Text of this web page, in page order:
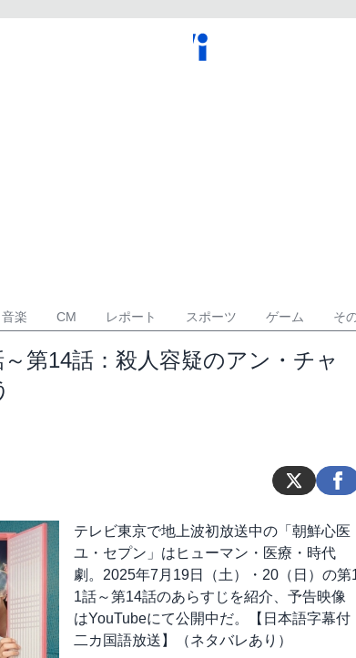
音楽 CM レポート スポーツ ゲーム そ
第14話：殺人容疑のアン・チャ
テレビ東京で地上波初放送中の「朝鮮心医
ユ・セプン」はヒューマン・医療・時代
劇。2025年7月19日（土）・20（日）の第
1話～第14話のあらすじを紹介、予告映像
はYouTubeにて公開中だ。【日本語字幕付
二カ国語放送】（ネタバレあり）